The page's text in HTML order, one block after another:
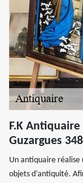
F.K
Guzargues
Un antiquaire réalise
objets d’antiquité.